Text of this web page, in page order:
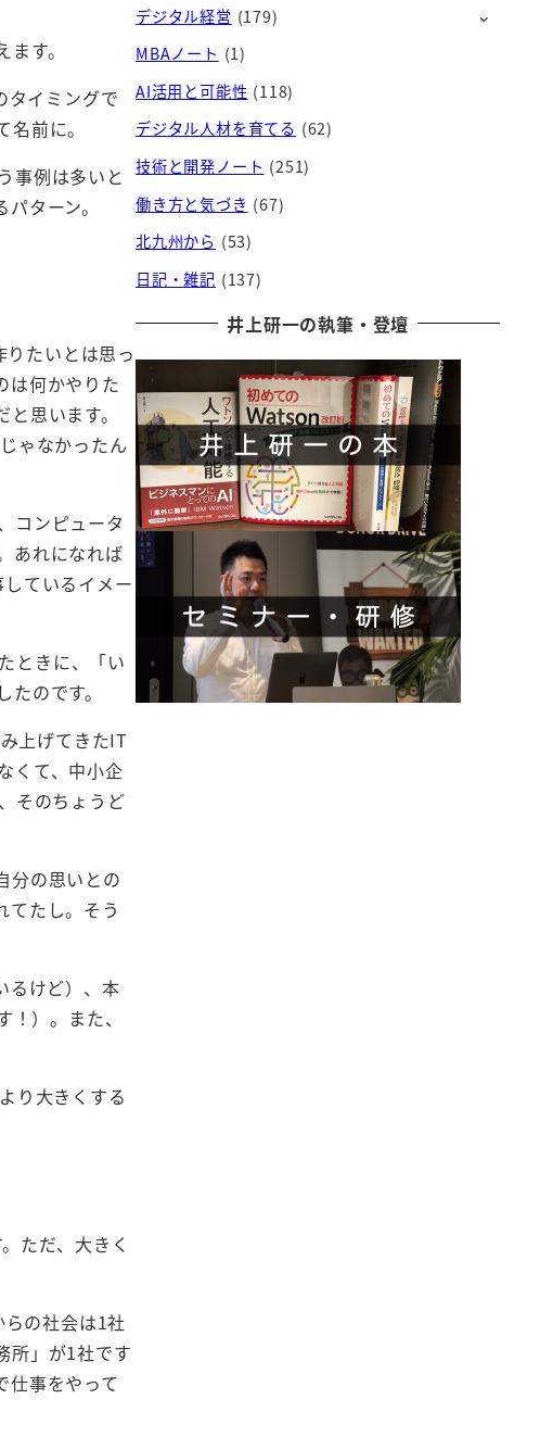
す。
タイミングで
前に。
事例は多いと
ターン。
たいとは思っ
は何かやりた
思います。
ゃなかったん
コンピュータ
あれになれば
ているイメー
ときに、「い
のです。
上げてきたIT
くて、中小企
そのちょうど
分の思いとの
てたし。そう
るけど）、本
）。また、
り大きくする
ただ、大きく
の社会は1社
所」が1社です
仕事をやって
イ
ブ
デジタル経営 (179)
MBAノート (1)
AI活用と可能性 (118)
デジタル人材を育てる (62)
技術と開発ノート (251)
働き方と気づき (67)
北九州から (53)
日記・雑記 (137)
井上研一の執筆・登壇